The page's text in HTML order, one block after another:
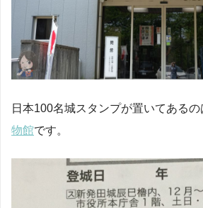
日本100名城スタンプが置いてあるの
物館です。